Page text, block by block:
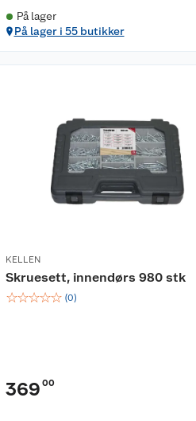
På lager
På lager i 55 butikker
KELLEN
Skruesett, innendørs 980 stk
☆☆☆☆☆ (0)
369 00